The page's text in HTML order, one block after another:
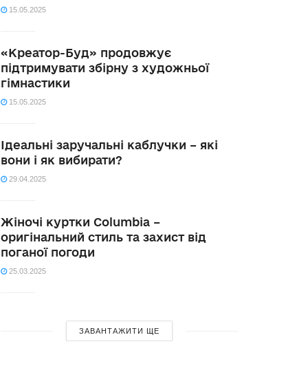
15.05.2025
«Креатор-Буд» продовжує
підтримувати збірну з художньої
гімнастики
15.05.2025
Ідеальні заручальні каблучки – які
вони і як вибирати?
29.04.2025
Жіночі куртки Columbia –
оригінальний стиль та захист від
поганої погоди
25.03.2025
ЗАВАНТАЖИТИ ЩЕ